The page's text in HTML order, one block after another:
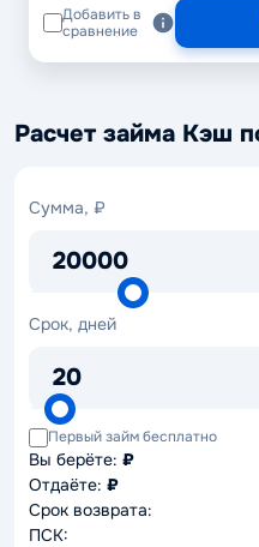
Добавить в
сравнение
Расчет займа Кэш
Сумма, ₽
20000
Срок, дней
20
Первый займ бесплатно
Вы берёте: ₽
Отдаёте: ₽
Срок возврата:
ПСК: